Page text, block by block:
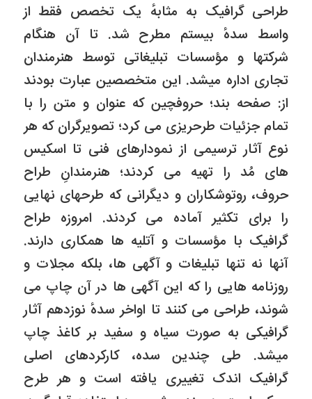
طراحى گرافیک به مثابهٔ یک تخصص فقط از
واسط سدهٔ بیستم مطرح شد. تا آن هنگام
شرکتها و مؤسسات تبلیغاتى توسط هنرمندان
تجارى اداره میشد. این متخصصین عبارت بودند
از: صفحه بند؛ حروفچین که عنوان و متن را با
تمام جزئیات طرحریزى مى کرد؛ تصویرگران که هر
نوع آثار ترسیمى از نمودارهاى فنى تا اسکیس
هاى مُد را تهیه مى کردند؛ هنرمندانِ طراح
حروف، روتوشکاران و دیگرانى که طرحهاى نهایى
را براى تکثیر آماده مى کردند. امروزه طراح
گرافیک با مؤسسات و آتلیه ها همکارى دارند.
آنها نه تنها تبلیغات و آگهى ها، بلکه مجلات و
روزنامه هایى را که این آگهى ها در آن چاپ مى
شوند، طراحى مى کنند تا اواخر سدهٔ نوزدهم آثار
گرافیکى به صورت سیاه و سفید بر کاغذ چاپ
میشد. طى چندین سده، کارکردهاى اصلى
گرافیک اندک تغییرى یافته است و هر طرح